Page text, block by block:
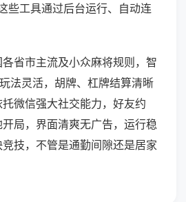
些工具通过后台运行、自动连
省市主流及小众麻将规则，智
法灵活，胡牌、杠牌结算清晰
微信强大社交能力，好友约
局，界面清爽无广告，运行稳
技，不管是通勤间隙还是居家